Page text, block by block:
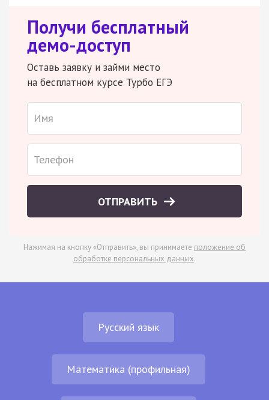
Получи бесплатный
демо-доступ
Оставь заявку и займи место
на бесплатном курсе Турбо ЕГЭ
ОТПРАВИТЬ
Нажимая на кнопку «Отправить», вы принимаете положение об
обработке персональных данных.
Русский язык
Математика (профильная)